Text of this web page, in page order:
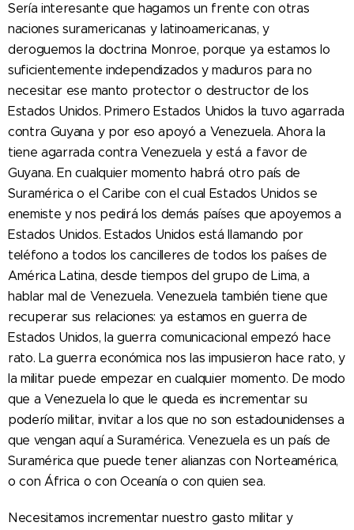
Sería interesante que hagamos un frente con otras
naciones suramericanas y latinoamericanas, y
deroguemos la doctrina Monroe, porque ya estamos lo
suficientemente independizados y maduros para no
necesitar ese manto protector o destructor de los
Estados Unidos. Primero Estados Unidos la tuvo agarrada
contra Guyana y por eso apoyó a Venezuela. Ahora la
tiene agarrada contra Venezuela y está a favor de
Guyana. En cualquier momento habrá otro país de
Suramérica o el Caribe con el cual Estados Unidos se
enemiste y nos pedirá los demás países que apoyemos a
Estados Unidos. Estados Unidos está llamando por
teléfono a todos los cancilleres de todos los países de
América Latina, desde tiempos del grupo de Lima, a
hablar mal de Venezuela. Venezuela también tiene que
recuperar sus relaciones: ya estamos en guerra de
Estados Unidos, la guerra comunicacional empezó hace
rato. La guerra económica nos las impusieron hace rato, y
la militar puede empezar en cualquier momento. De modo
que a Venezuela lo que le queda es incrementar su
poderío militar, invitar a los que no son estadounidenses a
que vengan aquí a Suramérica. Venezuela es un país de
Suramérica que puede tener alianzas con Norteamérica,
o con África o con Oceanía o con quien sea.
Necesitamos incrementar nuestro gasto militar y